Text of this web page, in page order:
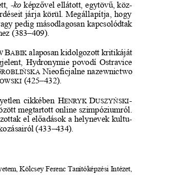
tt, -ko képzővel ellátott, egytövű, köz-
járja körül. Megállapítja, hogy
pedig másodlagosan kapcsolódtak
(383–409).
BABIK alaposan kidolgozott kritikáját
Hydronymie povodí Ostravice
ROBLIŃSKA Nieoficjalne nazewnictwo
(425–432).
cikkében HENRYK DUSZYŃSKI-
megtartott online szimpóziumról.
el előadások a helynevek kultu-
(433–434).
Kölcsey Ferenc Tanítóképzési Intézet,